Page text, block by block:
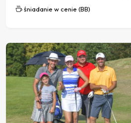
śniadanie w cenie (BB)